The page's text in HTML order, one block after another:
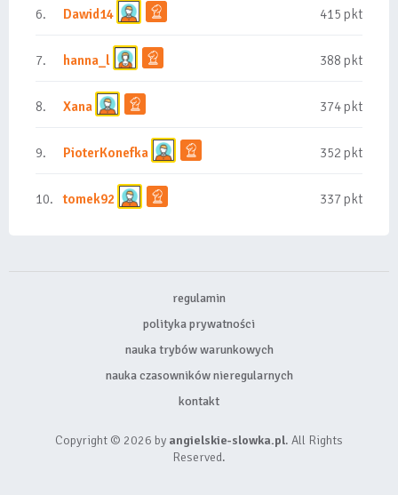
6. Dawid14 415 pkt
7. hanna_l 388 pkt
8. Xana 374 pkt
9. PioterKonefka 352 pkt
10. tomek92 337 pkt
regulamin
polityka prywatności
nauka trybów warunkowych
nauka czasowników nieregularnych
kontakt
Copyright © 2026 by angielskie-slowka.pl. All Rights
Reserved.